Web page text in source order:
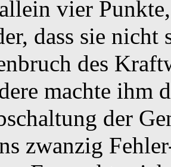
vier
dass sie nicht
des
machte ihm
der
zwanzig